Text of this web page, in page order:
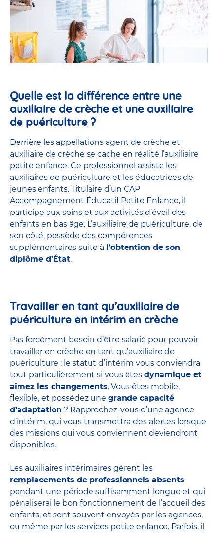
Quelle est la différence entre une
auxiliaire de crèche et une auxiliaire
de puériculture ?
Derrière les appellations agent de crèche et
auxiliaire de crèche se cache en réalité l’auxiliaire
petite enfance. Ce professionnel assiste les
auxiliaires de puériculture et les éducatrices de
jeunes enfants. Titulaire d’un CAP
Accompagnement Éducatif Petite Enfance, il
participe aux soins et aux activités d’éveil des
enfants en bas âge. L’auxiliaire de puériculture, de
son côté, possède des compétences
supplémentaires suite à l’obtention de son
diplôme d’État.
Travailler en tant qu’auxiliaire de
puériculture en intérim en crèche
Pas forcément besoin d’être salarié pour pouvoir
travailler en crèche en tant qu’auxiliaire de
puériculture : le statut d’intérim vous conviendra
tout particulièrement si vous êtes dynamique et
aimez les changements. Vous êtes mobile,
flexible, et possédez une grande capacité
d’adaptation ? Rapprochez-vous d’une agence
d’intérim, qui vous transmettra des alertes lorsque
des missions qui vous conviennent deviendront
disponibles.
Les auxiliaires intérimaires gèrent les
remplacements de professionnels absents
pendant une période suffisamment longue et qui
pénaliserai le bon fonctionnement de l’accueil des
enfants, et sont souvent envoyés par les agences,
ou même par les services petite enfance. Parfois, il